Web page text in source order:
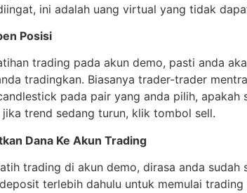
ini adalah uang virtual yang tidak
Posisi
trading pada akun demo, pasti anda
tradingkan. Biasanya trader-trader
pada pair yang anda pilih,
jika trend sedang turun, klik tombol sell.
Dana Ke Akun Trading
trading di akun demo, dirasa anda
terlebih dahulu untuk memulai